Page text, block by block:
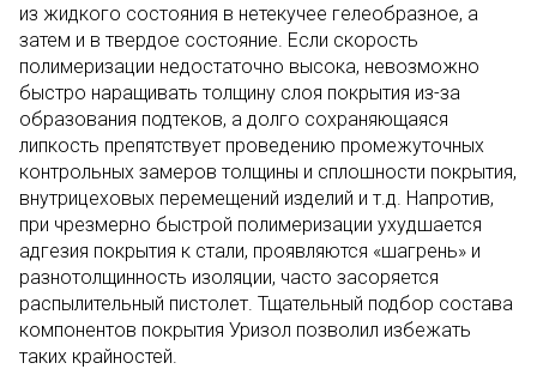
из жидкого состояния в нетекучее гелеобразное, а
затем и в твердое состояние. Если скорость
полимеризации недостаточно высока, невозможно
быстро наращивать толщину слоя покрытия из-за
образования подтеков, а долго сохраняющаяся
липкость препятствует проведению промежуточных
контрольных замеров толщины и сплошности покрытия,
внутрицеховых перемещений изделий и т.д. Напротив,
при чрезмерно быстрой полимеризации ухудшается
адгезия покрытия к стали, проявляются «шагрень» и
разнотолщинность изоляции, часто засоряется
распылительный пистолет. Тщательный подбор состава
компонентов покрытия Уризол позволил избежать
таких крайностей.